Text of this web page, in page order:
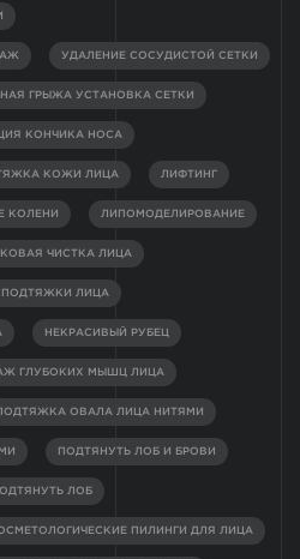
УДАЛЕНИЕ СОСУДИСТОЙ СЕТКИ
ГРЫЖА УСТАНОВКА СЕТКИ
КОНЧИКА НОСА
КОЖИ ЛИЦА ЛИФТИНГ
КОЛЕНИ ЛИПОМОДЕЛИРОВАНИЕ
ЧИСТКА ЛИЦА
ПОДТЯЖКИ ЛИЦА
НЕКРАСИВЫЙ РУБЕЦ
ГЛУБОКИХ МЫШЦ ЛИЦА
ОВАЛА ЛИЦА НИТЯМИ
ПОДТЯНУТЬ ЛОБ И БРОВИ
ЛОБ
ПИЛИНГИ ДЛЯ ЛИЦА